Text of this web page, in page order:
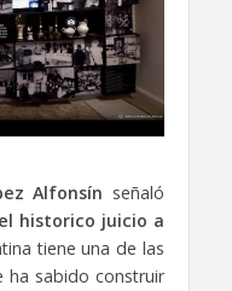
Alfonsín señaló
el historico juicio a
tiene una de las
ha sabido construir